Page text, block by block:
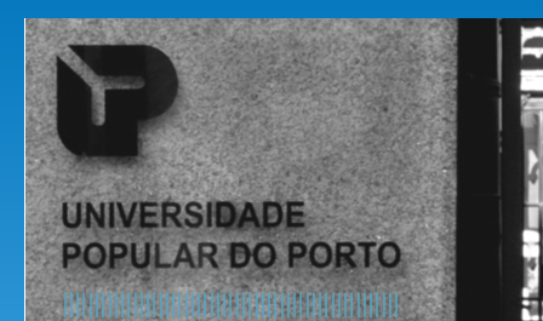
Universidade
Popular do
Porto
Associação
Cultural